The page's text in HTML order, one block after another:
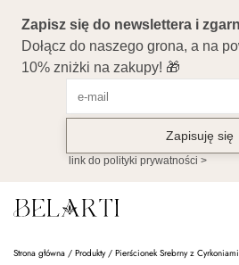
Strona główna / Produkty/ Pierścionek Srebrny z Cyrkoniami